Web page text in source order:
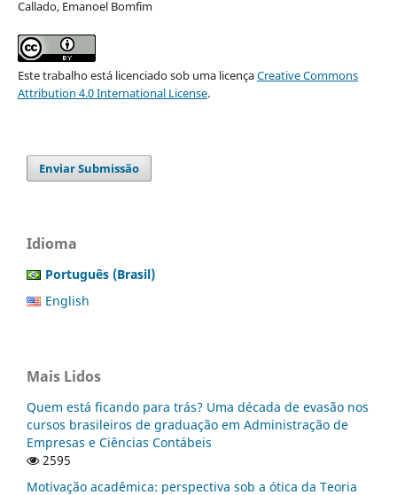
Callado, Emanoel Bomfim
Este trabalho está licenciado sob uma licençaCreative Commons
Attribution 4.0 International License.
Enviar Submissão
Idioma
Português (Brasil)
English
Mais Lidos
Quem está ficando para trás? Uma década de evasão nos
cursos brasileiros de graduação em Administração de
Empresas e Ciências Contábeis
2595
Motivação acadêmica: perspectiva sob a ótica da Teoria